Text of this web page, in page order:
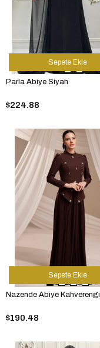
Parla Abiye Siyah
$224.88
Sepete Ekle
Nazende Abiye Kahverengi
$190.48
Sepete Ekle